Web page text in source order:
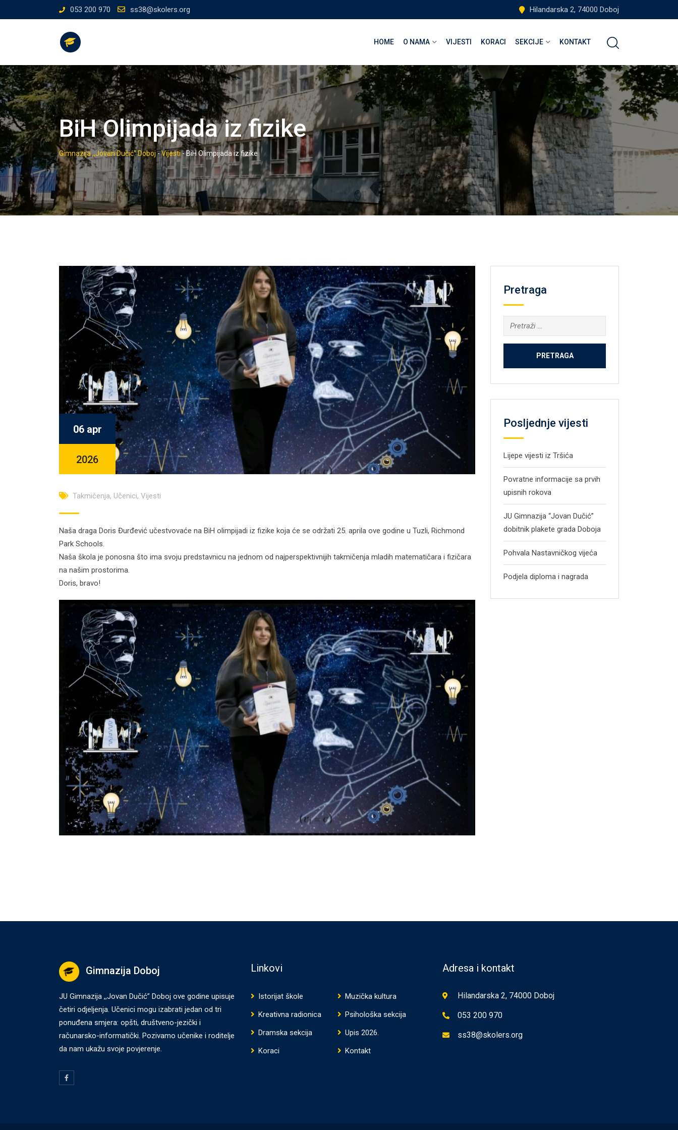
to
053 200 970 ss38@skolers.org Hilandarska 2, 74000 Doboj
HOME O NAMA VIJESTI KORACI SEKCIJE KONTAKT
BiH Olimpijada iz fizike
Gimnazija ,,Jovan Dučić" Doboj-Vijesti-BiH Olimpijada iz fizike
06 apr
2026
Takmičenja, Učenici, Vijesti
Naša draga Doris Đurđević učestvovaće na BiH olimpijadi iz fizike koja će se održati 25. aprila ove godine u Tuzli, Richmond
Park Schools.
Naša škola je ponosna što ima svoju predstavnicu na jednom od najperspektivnijih takmičenja mladih matematičara i fizičara
na našim prostorima.
Doris, bravo!
Pretraga
Pretraga:
Posljednje vijesti
Lijepe vijesti iz Tršića
Povratne informacije sa prvih
upisnih rokova
JU Gimnazija “Jovan Dučić”
dobitnik plakete grada Doboja
Pohvala Nastavničkog vijeća
Podjela diploma i nagrada
Gimnazija Doboj
JU Gimnazija ,,Jovan Dučić” Doboj ove godine upisuje
četiri odjeljenja. Učenici mogu izabrati jedan od tri
ponuđena smjera: opšti, društveno-jezički i
računarsko-informatički. Pozivamo učenike i roditelje
da nam ukažu svoje povjerenje.
Linkovi
Istorijat škole
Muzička kultura
Kreativna radionica
Psihološka sekcija
Dramska sekcija
Upis 2026.
Koraci
Kontakt
Adresa i kontakt
Hilandarska 2, 74000 Doboj
053 200 970
ss38@skolers.org